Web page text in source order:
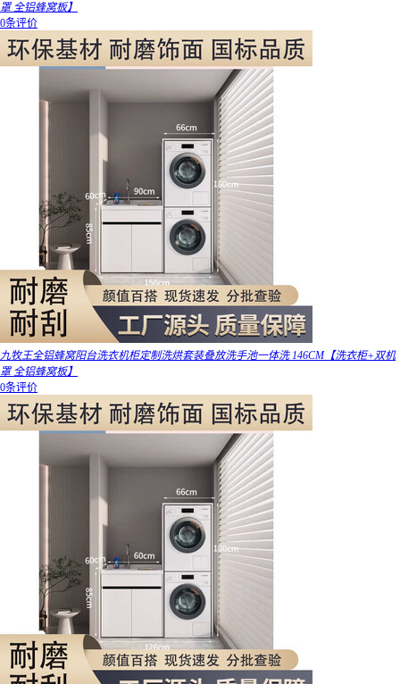
罩 全铝蜂窝板】
0条评价
九牧王全铝蜂窝阳台洗衣机柜定制洗烘套装叠放洗手池一体洗 146CM【洗衣柜+双机
罩 全铝蜂窝板】
0条评价